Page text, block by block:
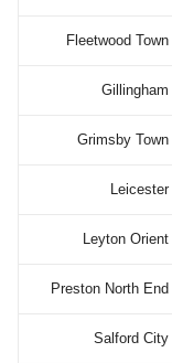
Fleetwood Town
Gillingham
Grimsby Town
Leicester
Leyton Orient
Preston North End
Salford City